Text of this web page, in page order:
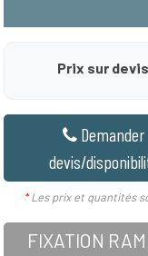
Prix sur devis
Demander
devis/
*Les prix et quantités
FIXATION